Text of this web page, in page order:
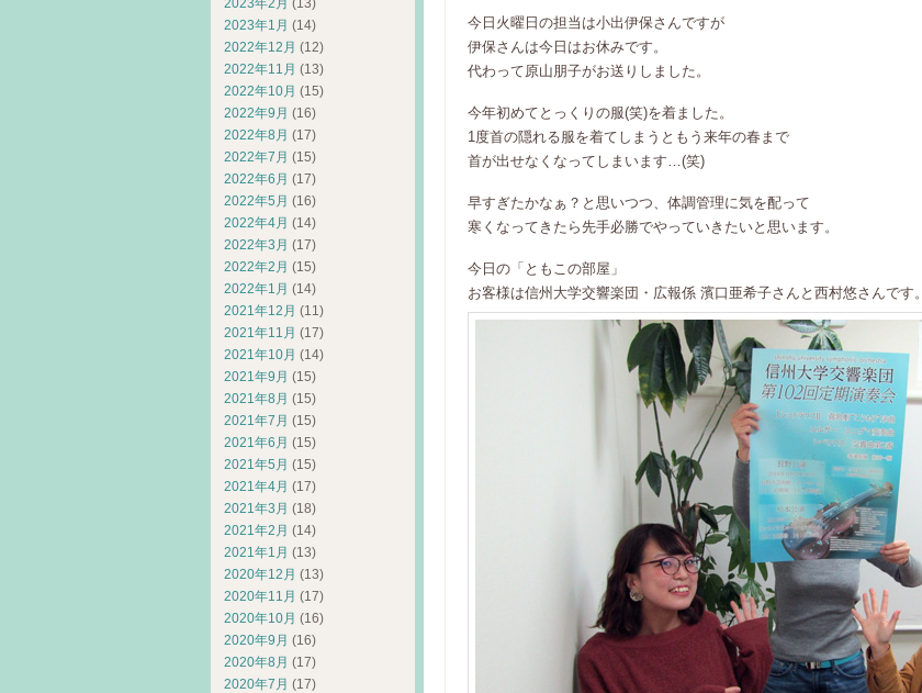
今日火曜日の担当は小出伊保さんですが
伊保さんは今日はお休みです。
代わって原山朋子がお送りしました。
今年初めてとっくりの服(笑)を着ました。
1度首の隠れる服を着てしまうともう来年の春まで
首が出せなくなってしまいます…(笑)
早すぎたかなぁ？と思いつつ、体調管理に気を配って
寒くなってきたら先手必勝でやっていきたいと思います。
今日の「ともこの部屋」
お客様は信州大学交響楽団・広報係 濱口亜希子さんと西村悠さんです。
2023年2月 (13)
2023年1月 (14)
2022年12月 (12)
2022年11月 (13)
2022年10月 (15)
2022年9月 (16)
2022年8月 (17)
2022年7月 (15)
2022年6月 (17)
2022年5月 (16)
2022年4月 (14)
2022年3月 (17)
2022年2月 (15)
2022年1月 (14)
2021年12月 (11)
2021年11月 (17)
2021年10月 (14)
2021年9月 (15)
2021年8月 (15)
2021年7月 (15)
2021年6月 (15)
2021年5月 (15)
2021年4月 (17)
2021年3月 (18)
2021年2月 (14)
2021年1月 (13)
2020年12月 (13)
2020年11月 (17)
2020年10月 (16)
2020年9月 (16)
2020年8月 (17)
2020年7月 (17)